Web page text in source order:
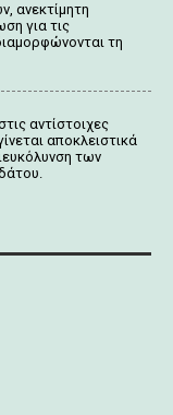
ανεκτίμητη
για τις
τη
αντίστοιχες
αποκλειστικά
των